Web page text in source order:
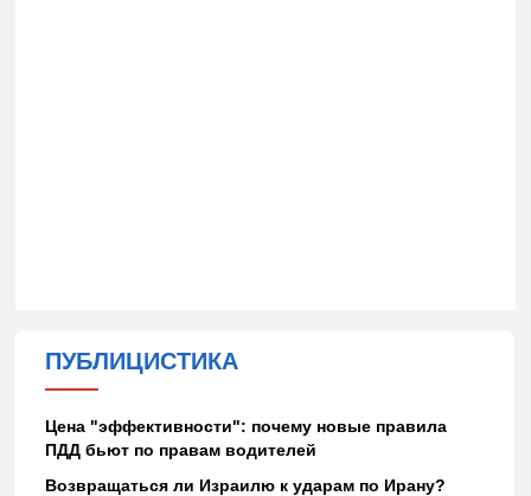
ПУБЛИЦИСТИКА
Цена "эффективности": почему новые правила
ПДД бьют по правам водителей
Возвращаться ли Израилю к ударам по Ирану?